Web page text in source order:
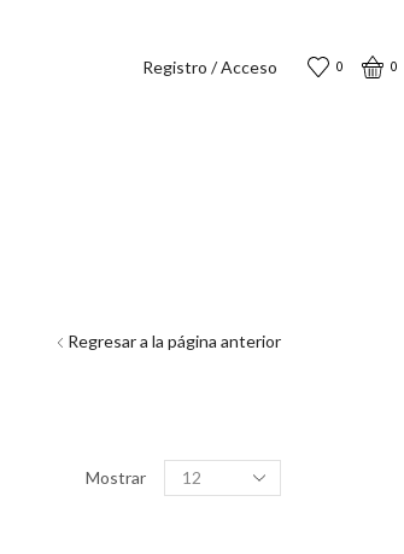
Registro / Acceso 0 0
Regresar a la página anterior
Mostrar
Productos
por